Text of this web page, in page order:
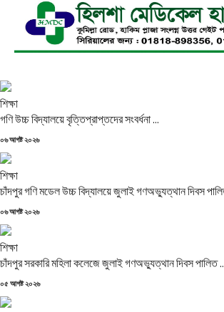
শিক্ষা
গণি উচ্চ বিদ্যালয়ে বৃত্তিপ্রাপ্তদের সংবর্ধনা ...
Posted
০৬ আগষ্ট ২০২৬
শিক্ষা
চাঁদপুর গণি মডেল উচ্চ বিদ্যালয়ে জুলাই গণঅভ্যুত্থান দিবস
Posted
০৬ আগষ্ট ২০২৬
শিক্ষা
চাঁদপুর সরকারি মহিলা কলেজে জুলাই গণঅভ্যুত্থান দিবস পালিত
Posted
০৫ আগষ্ট ২০২৬